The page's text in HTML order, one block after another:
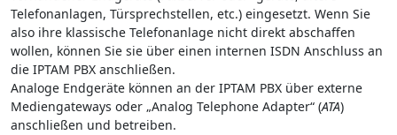
Telefonanlagen, Türsprechstellen, etc.) eingesetzt. Wenn Sie
also ihre klassische Telefonanlage nicht direkt abschaffen
wollen, können Sie sie über einen internen ISDN Anschluss an
die IPTAM PBX anschließen.
Analoge Endgeräte können an der IPTAM PBX über externe
Mediengateways oder „Analog Telephone Adapter“ (ATA)
anschließen und betreiben.